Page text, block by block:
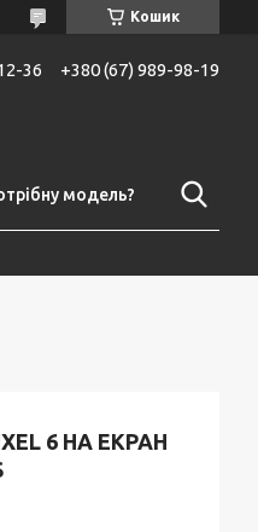
Кошик
36 +380 (67) 989-98-19
модель?
6 НА ЕКРАН